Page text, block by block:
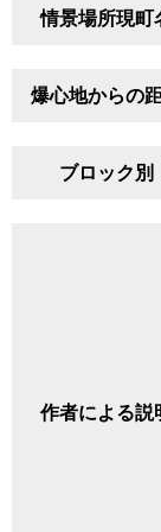
情景場所現町
爆心地からの
ブロック別
作者による説